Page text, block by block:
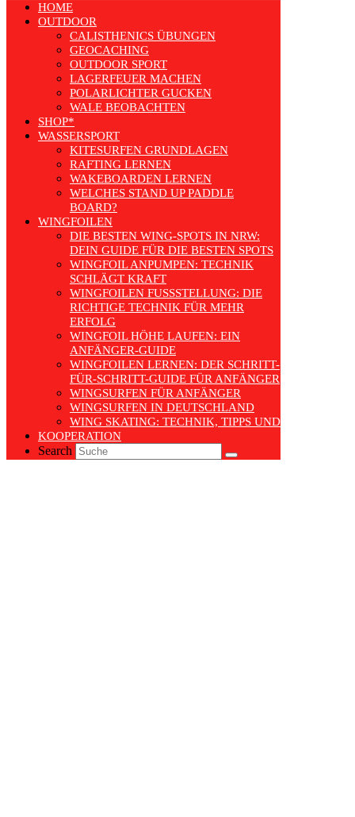
HOME
OUTDOOR
CALISTHENICS ÜBUNGEN
GEOCACHING
OUTDOOR SPORT
LAGERFEUER MACHEN
POLARLICHTER GUCKEN
WALE BEOBACHTEN
SHOP*
WASSERSPORT
KITESURFEN GRUNDLAGEN
RAFTING LERNEN
WAKEBOARDEN LERNEN
WELCHES STAND UP PADDLE
BOARD?
WINGFOILEN
DIE BESTEN WING-SPOTS IN NRW:
DEIN GUIDE FÜR DIE BESTEN SPOTS
WINGFOIL ANPUMPEN: TECHNIK
SCHLÄGT KRAFT
WINGFOILEN FUSSSTELLUNG: DIE R
ICHTIGE TECHNIK FÜR MEHR E
RFOLG
WINGFOIL HÖHE LAUFEN: EIN
ANFÄNGER-GUIDE
WINGFOILEN LERNEN: DER SCHRITT-
FÜR-SCHRITT-GUIDE FÜR ANFÄNGER
WINGSURFEN FÜR ANFÄNGER
WINGSURFEN IN DEUTSCHLAND
WING SKATING: TECHNIK, TIPPS UND TRENDS
KOOPERATION
Search